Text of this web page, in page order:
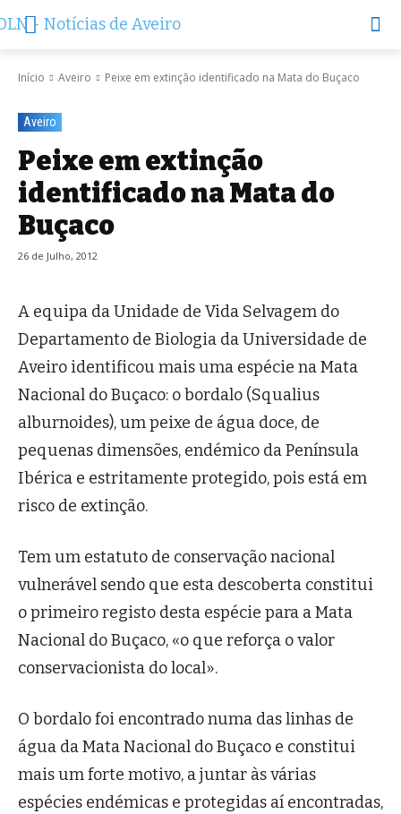
Início Aveiro Peixe em extinção identificado na Mata do Buçaco
Aveiro
Peixe em extinção
identificado na Mata do
Buçaco
26 de Julho, 2012
A equipa da Unidade de Vida Selvagem do
Departamento de Biologia da Universidade de
Aveiro identificou mais uma espécie na Mata
Nacional do Buçaco: o bordalo (Squalius
alburnoides), um peixe de água doce, de
pequenas dimensões, endémico da Península
Ibérica e estritamente protegido, pois está em
risco de extinção.
Tem um estatuto de conservação nacional
vulnerável sendo que esta descoberta constitui
o primeiro registo desta espécie para a Mata
Nacional do Buçaco, «o que reforça o valor
conservacionista do local».
O bordalo foi encontrado numa das linhas de
água da Mata Nacional do Buçaco e constitui
mais um forte motivo, a juntar às várias
espécies endémicas e protegidas aí encontradas,